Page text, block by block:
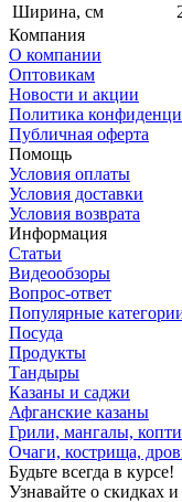
Ширина, см
Компания
О компании
Оптовикам
Новости и акции
Политика
Публичная оферта
Помощь
Условия оплаты
Условия доставки
Условия возврата
Информация
Статьи
Видеообзоры
Вопрос-ответ
Популярные
Посуда
Продукты
Тандыры
Казаны и саджи
Афганские казаны
Грили, мангалы,
Очаги, кострища,
Будьте всегда в курсе!
Узнавайте о скидках